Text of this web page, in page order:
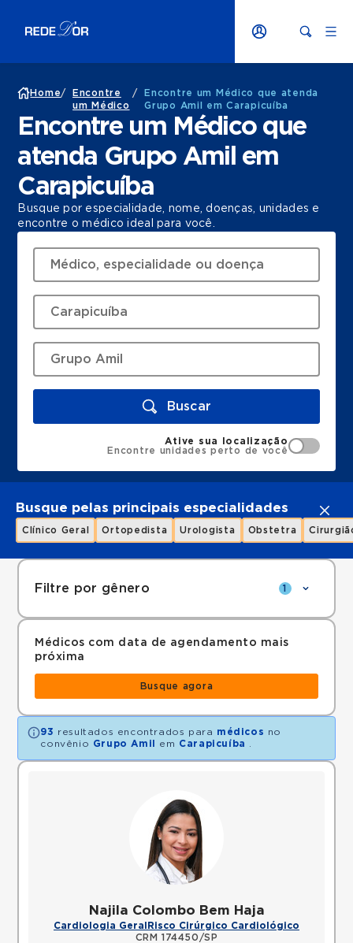
Home/
Encontre
um Médico
/
Encontre um Médico que atenda
Grupo Amil em Carapicuíba
Encontre um Médico que
atenda Grupo Amil em
Carapicuíba
Busque por especialidade, nome, doenças, unidades e
encontre o médico ideal para você.
Buscar
Ative sua localização
Encontre unidades perto de você
Busque pelas principais especialidades
Clínico Geral Ortopedista Urologista Obstetra
Filtre por gênero 1
Médicos com data de agendamento mais
próxima
Busque agora
93 resultados encontrados para médicos no
convênio Grupo Amil em Carapicuíba
Najila Colombo Bem Haja
Cardiologia Geral Risco Cirúrgico Cardiológico
CRM 174450/SP